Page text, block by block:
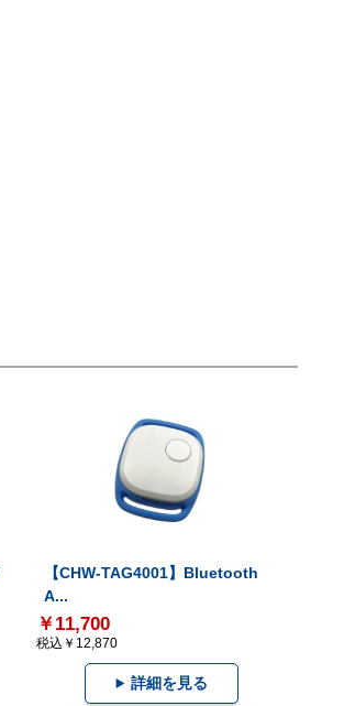
【CHW-TAG4001】Bluetooth
A...
￥11,700
税込￥12,870
詳細を見る